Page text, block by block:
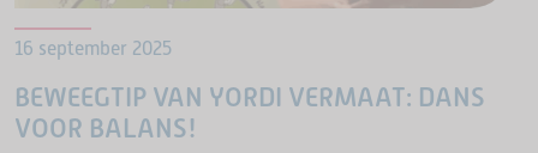
16 september 2025
BEWEEGTIP VAN YORDI VERMAAT: DANS
VOOR BALANS!